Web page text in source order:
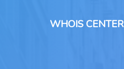
WHOIS CENTER